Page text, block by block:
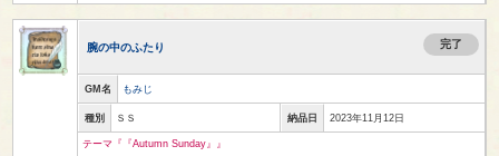
腕の中のふたり 完了
GM名 もみじ
種別 ＳＳ 納品日 2023年11月12日
テーマ『『Autumn Sunday』』